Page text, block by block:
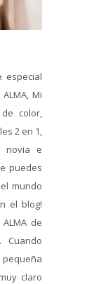
especial
Mi
color,
2 en 1,
novia e
puedes
mundo
el blog!
de
Cuando
pequeña
claro